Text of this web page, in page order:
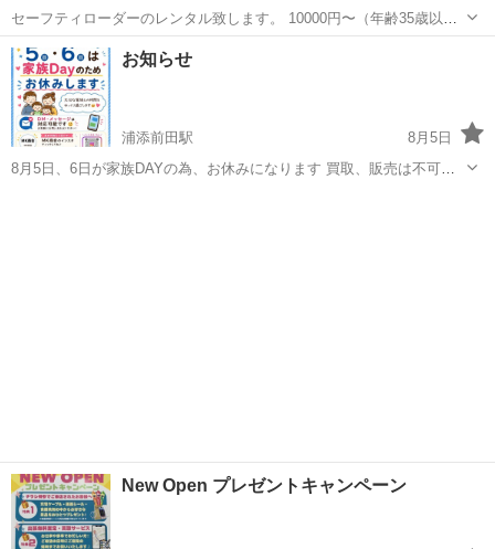
セーフティローダーのレンタル致します。 10000円〜（年齢35歳以上
は保険込） ETC付 尚、車検が切れたり、動かなくてお困りのお車が
あれば積載車にてご希望の場所まで お運び致します。 7500円〜 ...
沖縄 浦添市 その他
お知らせ
浦添前田駅
8月5日
8月5日、6日が家族DAYの為、お休みになります 買取、販売は不可で
New Open プレゼントキャンペーン